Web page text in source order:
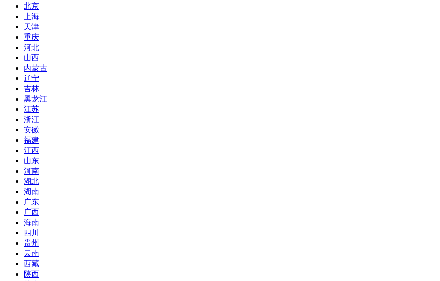
北京
上海
天津
重庆
河北
山西
内蒙古
辽宁
吉林
黑龙江
江苏
浙江
安徽
福建
江西
山东
河南
湖北
湖南
广东
广西
海南
四川
贵州
云南
西藏
陕西